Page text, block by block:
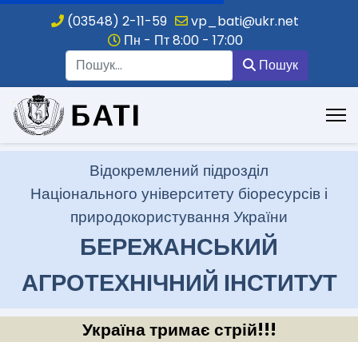
(03548) 2-11-59
vp_bati@ukr.net
Пн - Пт 8:00 - 17:00
Пошук
.
Відокремлений підрозділ
Національного університету біоресурсів і
природокористування України
БЕРЕЖАНСЬКИЙ
АГРОТЕХНІЧНИЙ ІНСТИТУТ
Україна тримає стрій!!!